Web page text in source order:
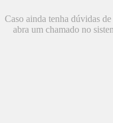
Caso ainda tenha dúvidas
abra um chamado no